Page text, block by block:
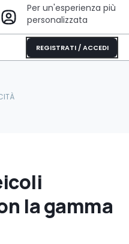
Per un'esperienza più
personalizzata
REGISTRATI / ACCEDI
la gamma